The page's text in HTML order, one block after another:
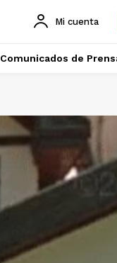
Mi cuenta
Comunicados de